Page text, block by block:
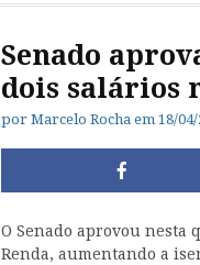
Senado
dois salários
por Marcelo Rocha em 18/
O Senado aprovou nesta
Renda, aumentando a